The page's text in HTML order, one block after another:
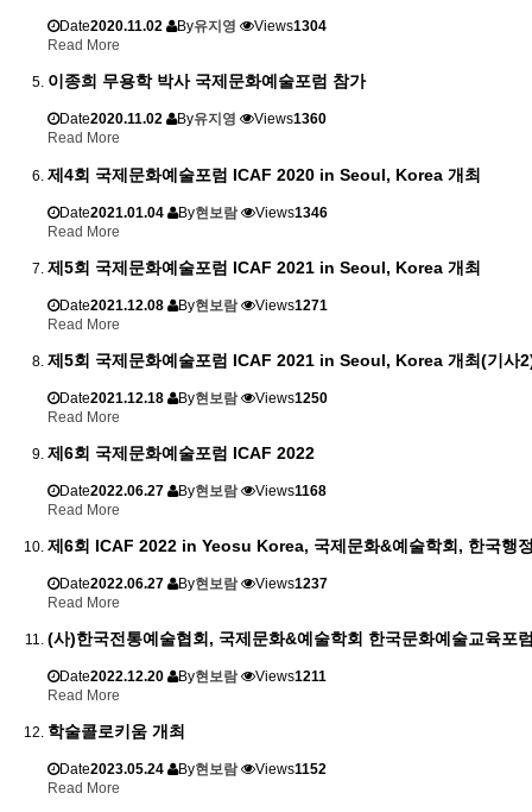
Date2020.11.02 By유지영 Views1304
Read More
이종희 무용학 박사 국제문화예술포럼 참가
Date2020.11.02 By유지영 Views1360
Read More
제4회 국제문화예술포럼 ICAF 2020 in Seoul, Korea 개최
Date2021.01.04 By현보람 Views1346
Read More
제5회 국제문화예술포럼 ICAF 2021 in Seoul, Korea 개최
Date2021.12.08 By현보람 Views1271
Read More
제5회 국제문화예술포럼 ICAF 2021 in Seoul, Korea 개최(기사
Date2021.12.18 By현보람 Views1250
Read More
제6회 국제문화예술포럼 ICAF 2022
Date2022.06.27 By현보람 Views1168
Read More
제6회 ICAF 2022 in Yeosu Korea, 국제문화&예술학회, 한국행
Date2022.06.27 By현보람 Views1237
Read More
(사)한국전통예술협회, 국제문화&예술학회 한국문화예술교육포
Date2022.12.20 By현보람 Views1211
Read More
학술콜로키움 개최
Date2023.05.24 By현보람 Views1152
Read More